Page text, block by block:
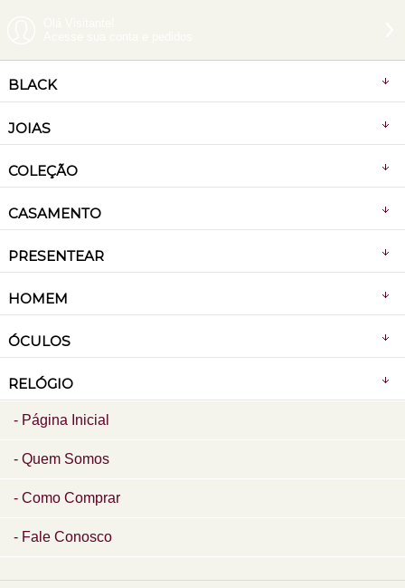
BLACK
JOIAS
COLEÇÃO
CASAMENTO
PRESENTEAR
HOMEM
ÓCULOS
RELÓGIO
Página Inicial
Quem Somos
Como Comprar
Fale Conosco